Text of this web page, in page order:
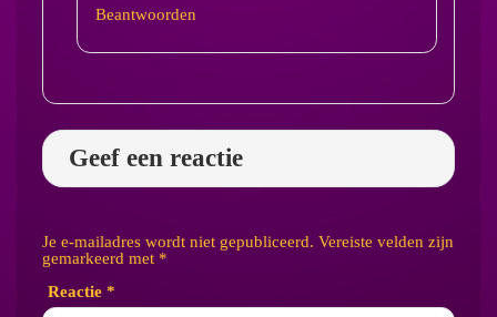
Beantwoorden
Geef een reactie
Je e-mailadres wordt niet gepubliceerd. Vereiste velden zijn
gemarkeerd met *
Reactie *